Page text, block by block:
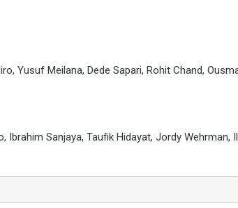
Yusuf Meilana, Dede Sapari, Rohit Chand,
Ibrahim Sanjaya, Taufik Hidayat, Jordy Wehrman,